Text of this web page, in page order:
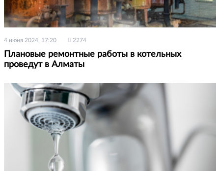
4 июня 2024, 17:20 2274
Плановые ремонтные работы в котельных
проведут в Алматы